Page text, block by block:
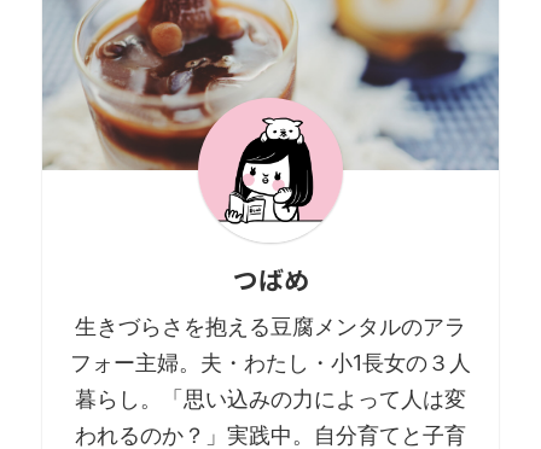
つばめ
生きづらさを抱える豆腐メンタルのアラ
フォー主婦。夫・わたし・小1長女の３人
暮らし。「思い込みの力によって人は変
われるのか？」実践中。自分育てと子育